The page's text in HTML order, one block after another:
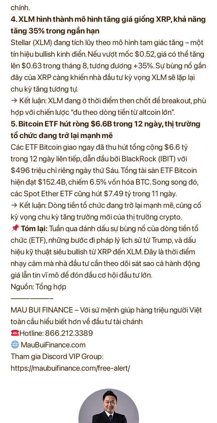
chính.
4. XLM hình thành mô hình tăng giá giống XRP, khả năng
tăng 35% trong ngắn hạn
Stellar (XLM) đang tích lũy theo mô hình tam giác tăng – một
tín hiệu bullish kinh điển. Nếu vượt mốc $0.52, giá có thể tăng
lên $0.63 trong tháng 8, tương đương +35%. Sự bùng nổ gần
đây của XRP càng khiến nhà đầu tư kỳ vọng XLM sẽ lặp lại
chu kỳ tăng tương tự.
→ Kết luận: XLM đang ở thời điểm then chốt để breakout, phù
hợp với chiến lược “đu theo dòng tiền từ altcoin lớn”.
5. Bitcoin ETF hút ròng $6.6B trong 12 ngày, thị trường
tổ chức đang trở lại mạnh mẽ
Các ETF Bitcoin giao ngay đã thu hút tổng cộng $6.6 tỷ
trong 12 ngày liên tiếp, dẫn đầu bởi BlackRock (IBIT) với
$496 triệu chỉ riêng ngày thứ Sáu. Tổng tài sản ETF Bitcoin
hiện đạt $152.4B, chiếm 6.5% vốn hóa BTC. Song song đó,
các Spot Ether ETF cũng hút $7.49 tỷ trong 11 ngày.
→ Kết luận: Dòng tiền tổ chức đang trở lại mạnh mẽ, củng cố
kỳ vọng chu kỳ tăng trưởng mới của thị trường crypto.
Tóm lại:Tuần qua đánh dấu sự bùng nổ của dòng tiền tổ
chức (ETF), những bước đi pháp lý lịch sử từ Trump, và dấu
hiệu kỹ thuật siêu bullish từ XRP đến XLM. Đây là thời điểm
nhạy cảm mà nhà đầu tư cần theo dõi sát sao cả hành động
giá lẫn tin vĩ mô để đón đầu cơ hội đầu tư lớn.
Nguồn: Tổng hợp
——————–
MAU BUI FINANCE – Với sứ mệnh giúp hàng triệu người Việt
toàn cầu hiểu biết hơn về đầu tư tài chánh
Hotline: 866.212.3389
MauBuiFinance.com
Tham gia Discord VIP Group:
https://maubuifinance.com/free-alert/